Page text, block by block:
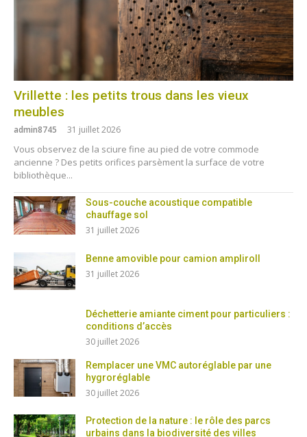
Vrillette : les petits trous dans les vieux
meubles
admin8745 31 juillet 2026
Vous observez de la sciure fine au pied de votre commode
ancienne ? Des petits orifices parsèment la surface de votre
bibliothèque...
Sous-couche acoustique compatible
chauffage sol
31 juillet 2026
Benne amovible pour camion ampliroll
31 juillet 2026
Déchetterie amiante ciment pour particuliers :
conditions d’accès
30 juillet 2026
Remplacer une VMC autoréglable par une
hygroréglable
30 juillet 2026
Protection de la nature : le rôle des parcs
urbains dans la biodiversité des villes